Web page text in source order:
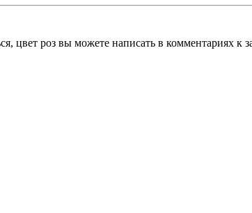
цвет роз вы можете написать в комментариях к